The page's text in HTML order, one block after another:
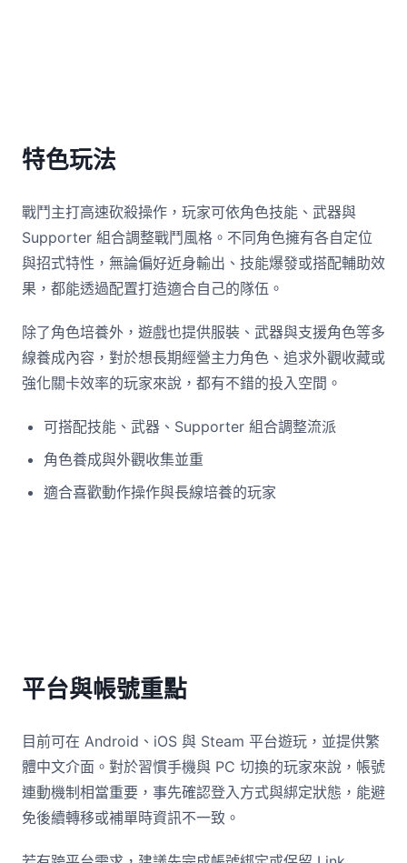
特色玩法
戰鬥主打高速砍殺操作，玩家可依角色技能、武器與
Supporter 組合調整戰鬥風格。不同角色擁有各自定位
與招式特性，無論偏好近身輸出、技能爆發或搭配輔助效
果，都能透過配置打造適合自己的隊伍。
除了角色培養外，遊戲也提供服裝、武器與支援角色等多
線養成內容，對於想長期經營主力角色、追求外觀收藏或
強化關卡效率的玩家來說，都有不錯的投入空間。
可搭配技能、武器、Supporter 組合調整流派
角色養成與外觀收集並重
適合喜歡動作操作與長線培養的玩家
平台與帳號重點
目前可在 Android、iOS 與 Steam 平台遊玩，並提供繁
體中文介面。對於習慣手機與 PC 切換的玩家來說，帳號
連動機制相當重要，事先確認登入方式與綁定狀態，能避
免後續轉移或補單時資訊不一致。